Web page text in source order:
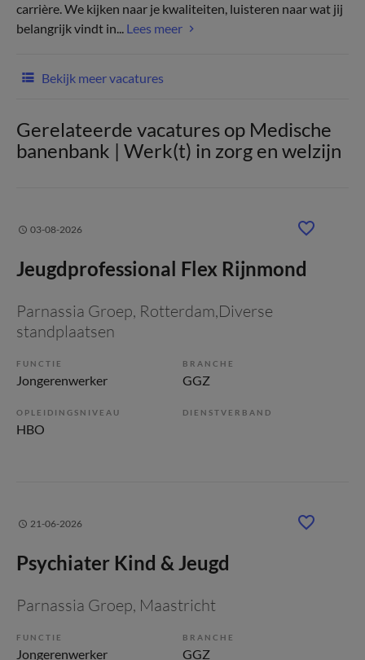
carrière. We kijken naar je kwaliteiten, luisteren naar wat jij
belangrijk vindt in... Lees meer
Bekijk meer vacatures
Gerelateerde vacatures op Medische
banenbank | Werk(t) in zorg en welzijn
03-08-2026
Jeugdprofessional Flex Rijnmond
Parnassia Groep, Rotterdam,Diverse
standplaatsen
FUNCTIE
Jongerenwerker
BRANCHE
GGZ
OPLEIDINGSNIVEAU
HBO
DIENSTVERBAND
21-06-2026
Psychiater Kind & Jeugd
Parnassia Groep, Maastricht
FUNCTIE
Jongerenwerker
BRANCHE
GGZ